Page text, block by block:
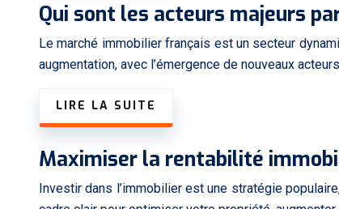
Qui sont les acteurs majeurs
Le marché immobilier français est un secteur
augmentation, avec l’émergence de nouveaux
LIRE LA SUITE
Maximiser la rentabilité
Investir dans l’immobilier est une stratégie